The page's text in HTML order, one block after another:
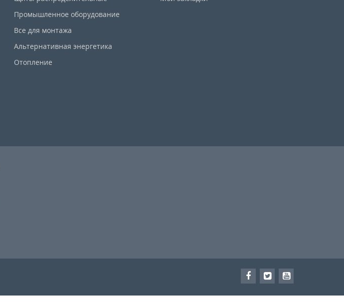
Промышленное оборудование
Все для монтажа
Альтернативная энергетика
Отопление